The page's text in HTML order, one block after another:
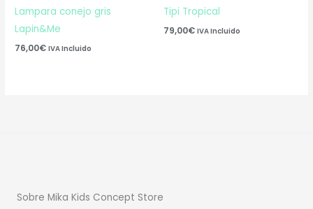
Lampara conejo gris
Lapin&Me
76,00€ IVA Incluido
Tipi Tropical
79,00€ IVA Incluido
Sobre Mika Kids Concept Store